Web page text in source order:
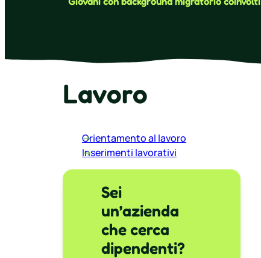
Lavoro
Orientamento al lavoro
Inserimenti lavorativi
Sei
un’azienda
che cerca
dipendenti?